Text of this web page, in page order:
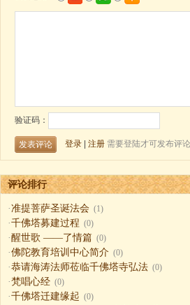
评论排行
·准提菩萨圣诞法会 (1)
·千佛塔募建过程 (0)
·醒世歌 ——了情篇 (0)
·佛陀教育培训中心简介 (0)
·恭请海涛法师莅临千佛塔寺弘法 (0)
·梵唱心经 (0)
·千佛塔迁建缘起 (0)